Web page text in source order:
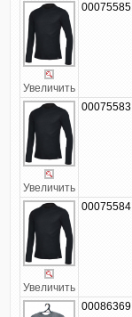
Увеличить
00075585
Увеличить
00075583
Увеличить
00075584
00086369